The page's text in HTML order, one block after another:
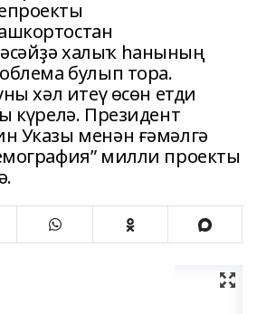
халыҡ һанының
булып тора.
хәл итеү өсөн етди
күрелә. Президент
Указы менән ғәмәлгә
милли проекты